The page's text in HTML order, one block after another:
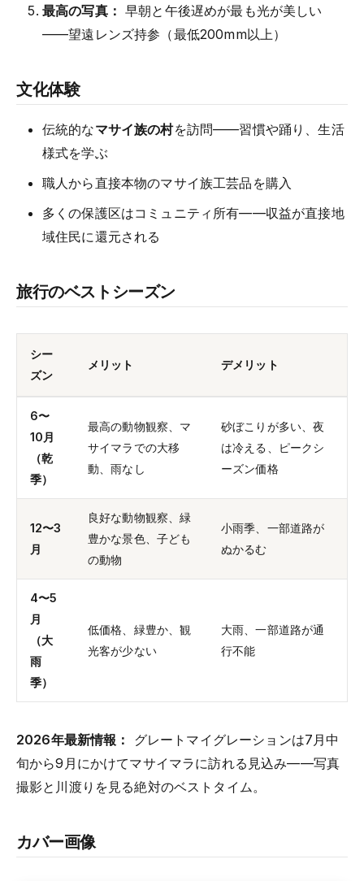
最高の写真： 早朝と午後遅めが最も光が美しい
——望遠レンズ持参（最低200mm以上）
文化体験
伝統的なマサイ族の村を訪問——習慣や踊り、生活
様式を学ぶ
職人から直接本物のマサイ族工芸品を購入
多くの保護区はコミュニティ所有——収益が直接地
域住民に還元される
旅行のベストシーズン
シー
ズン
メリット デメリット
6〜
10月
（乾
季）
最高の動物観察、マ
サイマラでの大移
動、雨なし
砂ぼこりが多い、夜
は冷える、ピークシ
ーズン価格
12〜3
月
良好な動物観察、緑
豊かな景色、子ども
の動物
小雨季、一部道路が
ぬかるむ
4〜5
月
（大
雨
季）
低価格、緑豊か、観
光客が少ない
大雨、一部道路が通
行不能
2026年最新情報：
グレートマイグレーションは7月中
旬から9月にかけてマサイマラに訪れる見込み——写真
撮影と川渡りを見る絶対のベストタイム。
カバー画像